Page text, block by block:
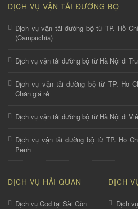
DỊCH VỤ VẬN TẢI ĐƯỜNG BỘ
Dịch vụ vận tải đường bộ từ TP. Hồ
(Campuchia)
Dịch vụ vận tải đường bộ từ Hà Nội đi
Dịch vụ vận tải đường bộ từ TP. Hồ
Chăn giá rẻ
Dịch vụ vận tải đường bộ từ Hà Nội đi
Dịch vụ vận tải đường bộ từ TP. Hồ
Penh
DỊCH VỤ HẢI QUAN
Dịch vụ Cod tại Sài Gòn
DỊCH
Dịch